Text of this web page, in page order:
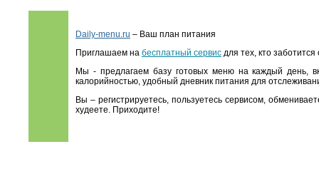
Daily-menu.ru – Ваш план питания
Приглашаем на бесплатный сервис для тех, кто
Мы - предлагаем базу готовых меню на каждый день,
калорийностью, удобный дневник питания для
Вы – регистрируетесь, пользуетесь сервисом,
худеете. Приходите!